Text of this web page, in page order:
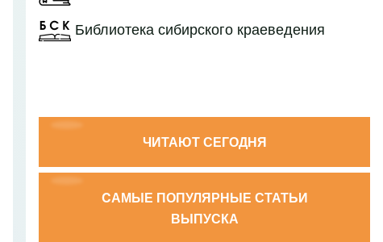
Библиотека сибирского краеведения
ЧИТАЮТ СЕГОДНЯ
CАМЫЕ ПОПУЛЯРНЫЕ СТАТЬИ
ВЫПУСКА